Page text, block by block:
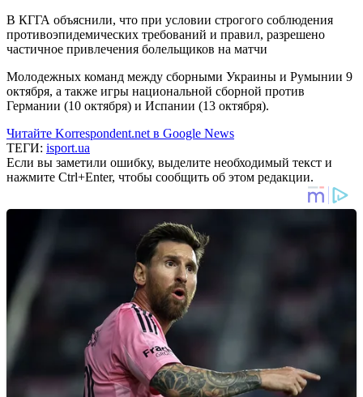
В КГГА объяснили, что при условии строгого соблюдения
противоэпидемических требований и правил, разрешено
частичное привлечения болельщиков на матчи
Молодежных команд между сборными Украины и Румынии 9
октября, а также игры национальной сборной против
Германии (10 октября) и Испании (13 октября).
Читайте Korrespondent.net в Google News
ТЕГИ: isport.ua
Если вы заметили ошибку, выделите необходимый текст и
нажмите Ctrl+Enter, чтобы сообщить об этом редакции.